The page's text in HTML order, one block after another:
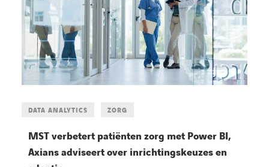
DATA ANALYTICS ZORG
MST verbetert patiënten zorg met Power BI,
Axians adviseert over inrichtingskeuzes en